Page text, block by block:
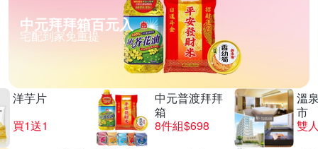
中元拜拜箱百元入
宅配到家免重提
洋芋片
買1送1
中元普渡拜拜
箱
8件組$698
溫
市